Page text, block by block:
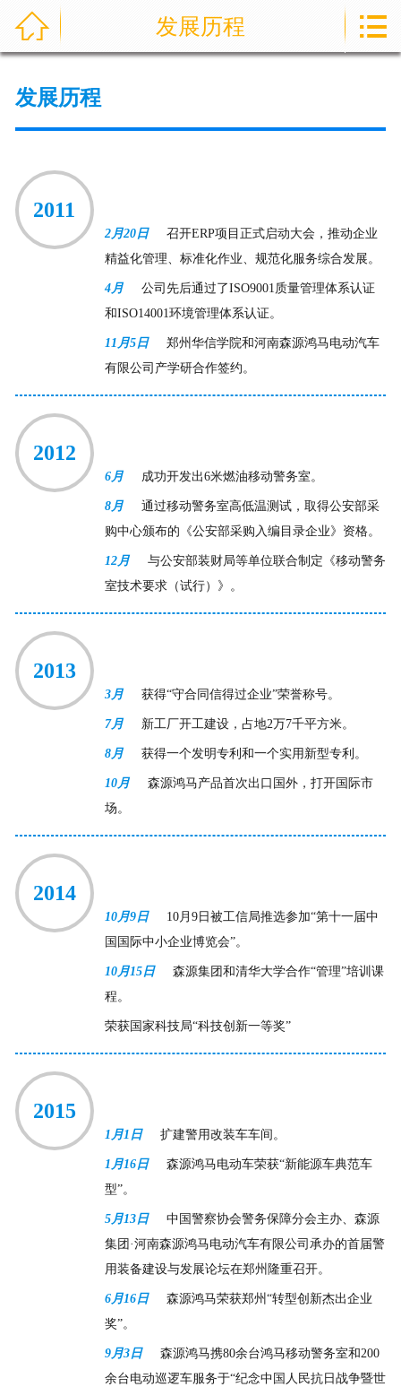
售后服务
联系我们
公司实力
 发展历程 
发展历程
2011
2月20日
召开ERP项目正式启动大会，推动企业
精益化管理、标准化作业、规范化服务综合发展。
4月
公司先后通过了ISO9001质量管理体系认证
和ISO14001环境管理体系认证。
11月5日
郑州华信学院和河南森源鸿马电动汽车
有限公司产学研合作签约。
2012
6月 成功开发出6米燃油移动警务室。
8月
通过移动警务室高低温测试，取得公安部采
购中心颁布的《公安部采购入编目录企业》资格。
12月
与公安部装财局等单位联合制定《移动警务
室技术要求（试行）》。
2013
3月 获得“守合同信得过企业”荣誉称号。
7月 新工厂开工建设，占地2万7千平方米。
8月 获得一个发明专利和一个实用新型专利。
10月
森源鸿马产品首次出口国外，打开国际市
场。
2014
10月9日
10月9日被工信局推选参加“第十一届中
国国际中小企业博览会”。
10月15日
森源集团和清华大学合作“管理”培训课
程。
荣获国家科技局“科技创新一等奖”
2015
1月1日 扩建警用改装车车间。
1月16日
森源鸿马电动车荣获“新能源车典范车
型”。
5月13日
中国警察协会警务保障分会主办、森源
集团·河南森源鸿马电动汽车有限公司承办的首届警
用装备建设与发展论坛在郑州隆重召开。
6月16日
森源鸿马荣获郑州“转型创新杰出企业
奖”。
9月3日
森源鸿马携80余台鸿马移动警务室和200
余台电动巡逻车服务于“纪念中国人民抗日战争暨世